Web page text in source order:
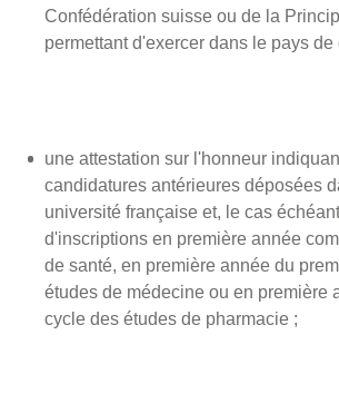
Confédération suisse ou de la
permettant d'exercer dans le pays de
une attestation sur l'honneur
candidatures antérieures déposées
université française et, le cas
d'inscriptions en première année
de santé, en première année du
études de médecine ou en première
cycle des études de pharmacie ;